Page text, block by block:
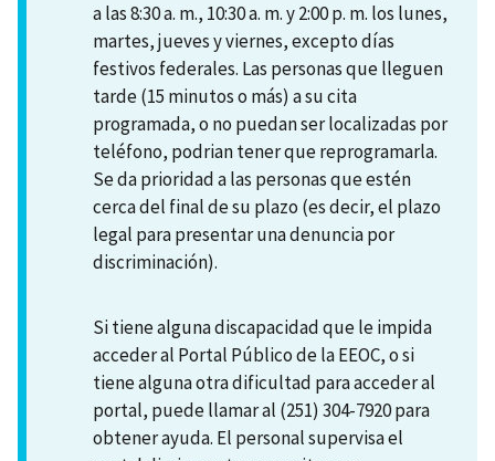
a las 8:30 a. m., 10:30 a. m. y 2:00 p. m. los lunes,
martes, jueves y viernes, excepto días
festivos federales. Las personas que lleguen
tarde (15 minutos o más) a su cita
programada, o no puedan ser localizadas por
teléfono, podrian tener que reprogramarla.
Se da prioridad a las personas que estén
cerca del final de su plazo (es decir, el plazo
legal para presentar una denuncia por
discriminación).
Si tiene alguna discapacidad que le impida
acceder al Portal Público de la EEOC, o si
tiene alguna otra dificultad para acceder al
portal, puede llamar al (251) 304-7920 para
obtener ayuda. El personal supervisa el